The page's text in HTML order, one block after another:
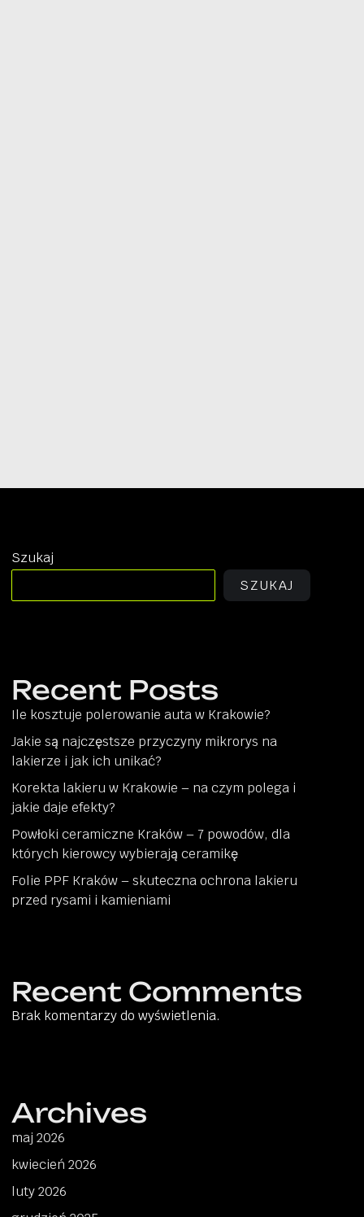
Szukaj
SZUKAJ
Recent Posts
Ile kosztuje polerowanie auta w Krakowie?
Jakie są najczęstsze przyczyny mikrorys na
lakierze i jak ich unikać?
Korekta lakieru w Krakowie – na czym polega i
jakie daje efekty?
Powłoki ceramiczne Kraków – 7 powodów, dla
których kierowcy wybierają ceramikę
Folie PPF Kraków – skuteczna ochrona lakieru
przed rysami i kamieniami
Recent Comments
Brak komentarzy do wyświetlenia.
Archives
maj 2026
kwiecień 2026
luty 2026